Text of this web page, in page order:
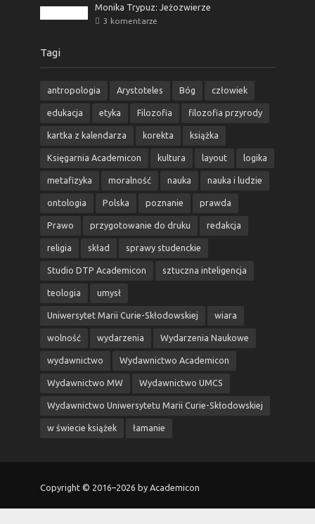
Monika Trypuz: Jeżozwierze
3 komentarze
Tagi
antropologia Arystoteles Bóg człowiek
edukacja etyka Filozofia filozofia przyrody
kartka z kalendarza korekta książka
Księgarnia Academicon kultura layout logika
metafizyka moralność nauka nauka i ludzie
ontologia Polska poznanie prawda
Prawo przygotowanie do druku redakcja
religia skład sprawy studenckie
Studio DTP Academicon sztuczna inteligencja
teologia umysł
Uniwersytet Marii Curie-Skłodowskiej wiara
wolność wydarzenia Wydarzenia Naukowe
wydawnictwo Wydawnictwo Academicon
Wydawnictwo MW Wydawnictwo UMCS
Wydawnictwo Uniwersytetu Marii Curie-Skłodowskiej
w świecie książek łamanie
Copyright © 2016–2026 by Academicon